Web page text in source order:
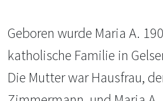
Geboren wurde Maria A.
katholische Familie in
Die Mutter war Hausfrau,